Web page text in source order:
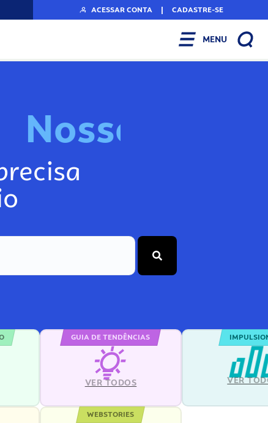
ACESSAR CONTA | CADASTRE-SE
MENU
No
GUIA DE TENDÊNCIAS
VER TODOS VER
WEBSTORIES